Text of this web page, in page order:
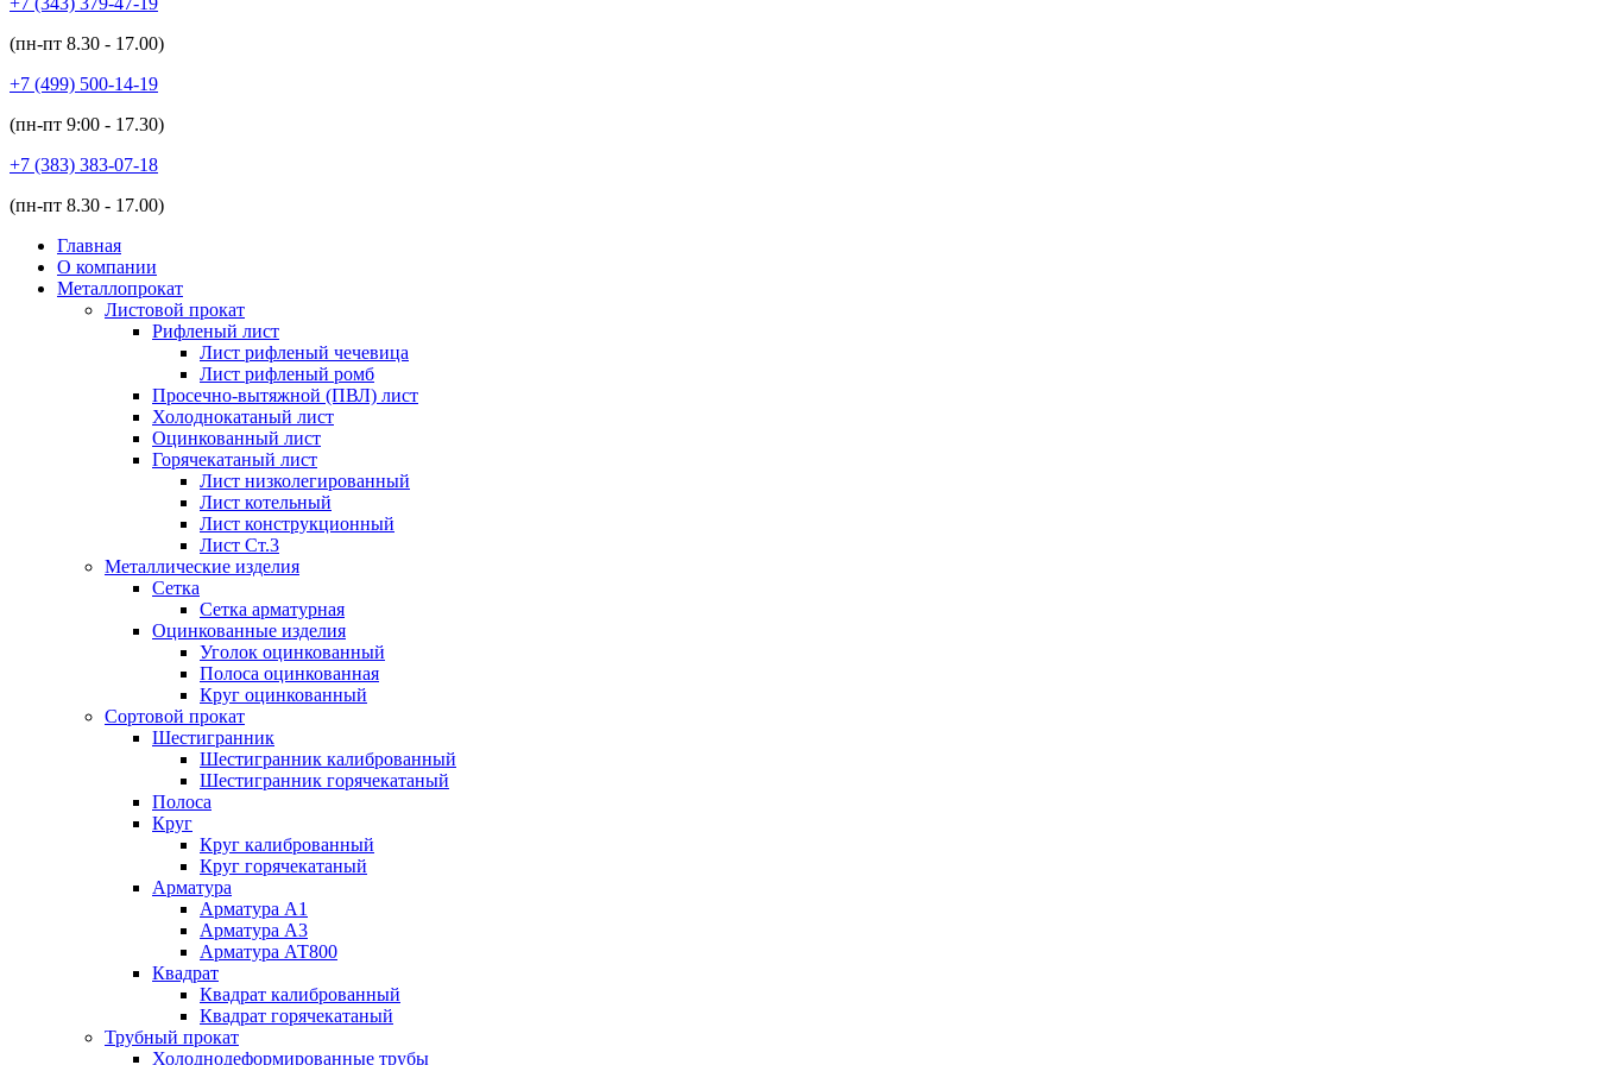
(пн-пт 8.30 - 17.00)
+7 (499) 500-14-19
(пн-пт 9:00 - 17.30)
+7 (383) 383-07-18
(пн-пт 8.30 - 17.00)
Главная
О компании
Металлопрокат
Листовой прокат
Рифленый лист
Лист рифленый чечевица
Лист рифленый ромб
Просечно-вытяжной (ПВЛ) лист
Холоднокатаный лист
Оцинкованный лист
Горячекатаный лист
Лист низколегированный
Лист котельный
Лист конструкционный
Лист Ст.3
Металлические изделия
Сетка
Сетка арматурная
Оцинкованные изделия
Уголок оцинкованный
Полоса оцинкованная
Круг оцинкованный
Сортовой прокат
Шестигранник
Шестигранник калиброванный
Шестигранник горячекатаный
Полоса
Круг
Круг калиброванный
Круг горячекатаный
Арматура
Арматура А1
Арматура А3
Арматура АТ800
Квадрат
Квадрат калиброванный
Квадрат горячекатаный
Трубный прокат
Холоднодеформированные трубы